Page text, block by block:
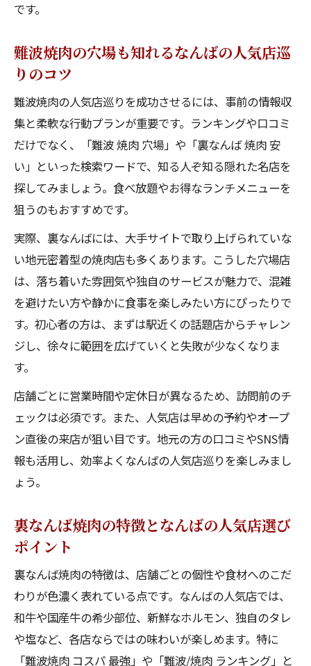
底比較
ランキングで分かるコスパ最強なんばの人
気店
難波焼肉ランキングから見る人気店のトレ
ンド
満足度重視で選ぶなんばの人気店最新情報
満足度が高いなんばの人気店の選び方と注
目ポイント
コスパ・口コミで話題のなんばの人気店最
新事情
裏なんば焼肉で満足度重視の人気店を徹底
比較
難波駅近の人気店と穴場焼肉店の満足度ポ
イント
特徴
です。
難波焼肉の穴場も知れるなんばの人気店巡
りのコツ
難波焼肉の人気店巡りを成功させるには、事前の情報収
集と柔軟な行動プランが重要です。ランキングや口コミ
だけでなく、「難波 焼肉 穴場」や「裏なんば 焼肉 安
い」といった検索ワードで、知る人ぞ知る隠れた名店を
探してみましょう。食べ放題やお得なランチメニューを
狙うのもおすすめです。
実際、裏なんばには、大手サイトで取り上げられていな
い地元密着型の焼肉店も多くあります。こうした穴場店
は、落ち着いた雰囲気や独自のサービスが魅力で、混雑
を避けたい方や静かに食事を楽しみたい方にぴったりで
す。初心者の方は、まずは駅近くの話題店からチャレン
ジし、徐々に範囲を広げていくと失敗が少なくなりま
す。
店舗ごとに営業時間や定休日が異なるため、訪問前のチ
ェックは必須です。また、人気店は早めの予約やオープ
ン直後の来店が狙い目です。地元の方の口コミやSNS情
報も活用し、効率よくなんばの人気店巡りを楽しみまし
ょう。
裏なんば焼肉の特徴となんばの人気店選び
ポイント
裏なんば焼肉の特徴は、店舗ごとの個性や食材へのこだ
わりが色濃く表れている点です。なんばの人気店では、
和牛や国産牛の希少部位、新鮮なホルモン、独自のタレ
や塩など、各店ならではの味わいが楽しめます。特に
「難波焼肉 コスパ 最強」や「難波/焼肉 ランキング」と